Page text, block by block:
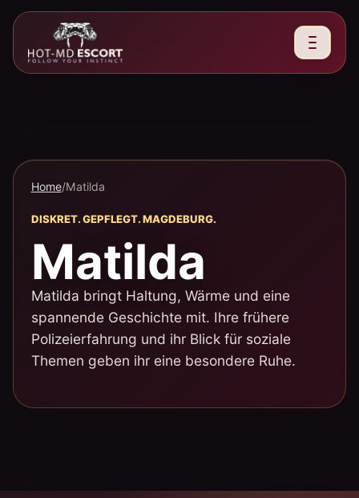
Home/Matilda
DISKRET. GEPFLEGT. MAGDEBURG.
Matilda
Matilda bringt Haltung, Wärme und eine
spannende Geschichte mit. Ihre frühere
Polizeierfahrung und ihr Blick für soziale
Themen geben ihr eine besondere Ruhe.